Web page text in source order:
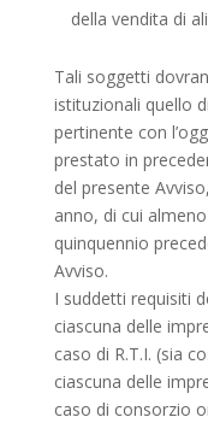
della vendita di
Tali soggetti
istituzionali quello
pertinente con
prestato in
del presente
anno, di cui
quinquennio
Avviso.
I suddetti requisiti
ciascuna delle
caso di R.T.I. (sia
ciascuna delle
caso di consorzio